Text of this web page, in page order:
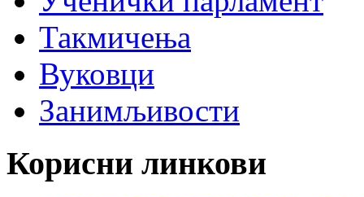
Такмичења
Вуковци
Занимљивости
Корисни линкови